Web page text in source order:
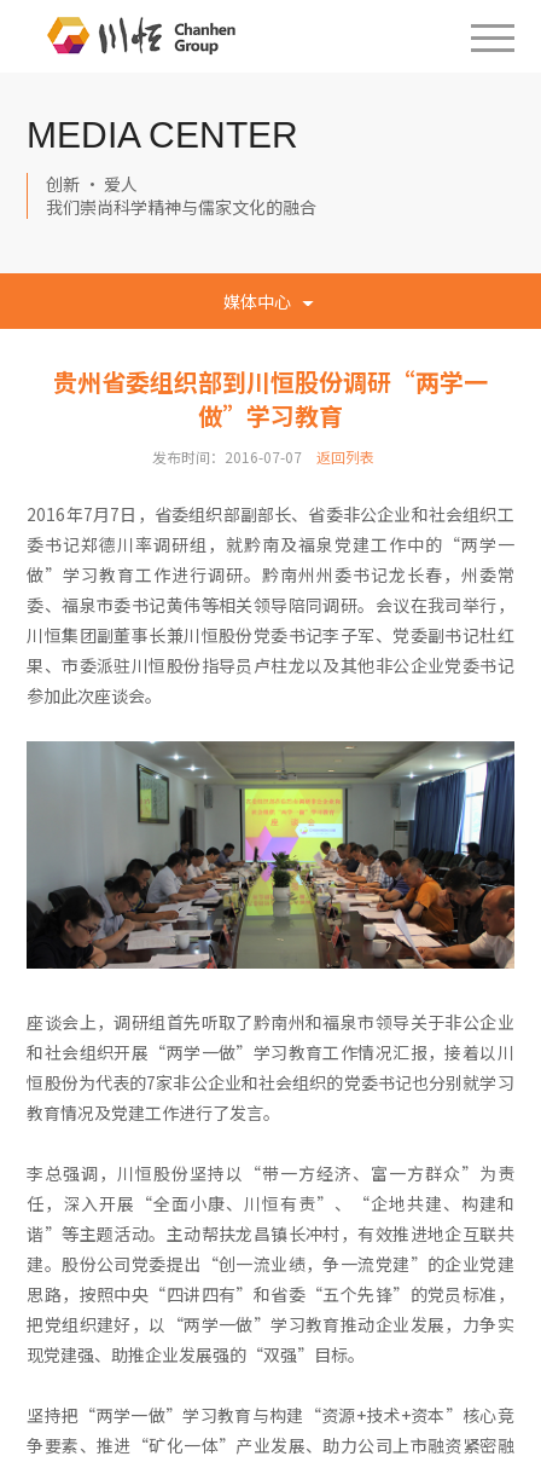
MEDIA CENTER
创新 · 爱人
我们崇尚科学精神与儒家文化的融合
媒体中心
贵州省委组织部到川恒股份调研“两学一
做”学习教育
发布时间：2016-07-07 返回列表
2016年7月7日，省委组织部副部长、省委非公企业和社会组织工
委书记郑德川率调研组，就黔南及福泉党建工作中的“两学一
做”学习教育工作进行调研。黔南州州委书记龙长春，州委常
委、福泉市委书记黄伟等相关领导陪同调研。会议在我司举行，
川恒集团副董事长兼川恒股份党委书记李子军、党委副书记杜红
果、市委派驻川恒股份指导员卢柱龙以及其他非公企业党委书记
参加此次座谈会。
座谈会上，调研组首先听取了黔南州和福泉市领导关于非公企业
和社会组织开展“两学一做”学习教育工作情况汇报，接着以川
恒股份为代表的7家非公企业和社会组织的党委书记也分别就学习
教育情况及党建工作进行了发言。
李总强调，川恒股份坚持以“带一方经济、富一方群众”为责
任，深入开展“全面小康、川恒有责”、“企地共建、构建和
谐”等主题活动。主动帮扶龙昌镇长冲村，有效推进地企互联共
建。股份公司党委提出“创一流业绩，争一流党建”的企业党建
思路，按照中央“四讲四有”和省委“五个先锋”的党员标准，
把党组织建好，以“两学一做”学习教育推动企业发展，力争实
现党建强、助推企业发展强的“双强”目标。
坚持把“两学一做”学习教育与构建“资源+技术+资本”核心竞
争要素、推进“矿化一体”产业发展、助力公司上市融资紧密融